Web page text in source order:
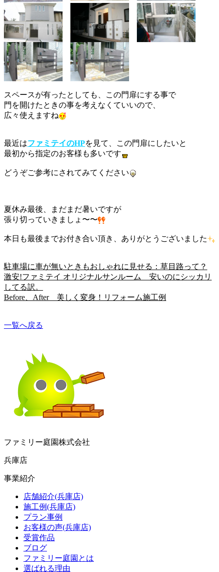
スペースが有ったとしても、この門扉にする事で
門を開けたときの事を考えなくていいので、
広々使えますね
最近はファミテイのHPを見て、この門扉にしたいと
最初から指定のお客様も多いです
どうぞご参考にされてみてください
夏休み最後、まだまだ暑いですが
張り切っていきましょ〜〜
本日も最後までお付き合い頂き、ありがとうございました
駐車場に車が無いときもおしゃれに見せる：草目路って？
激安!ファミテイ オリジナルサンルーム 安いのにシッカリ
してる訳。
Before、After 美しく変身！リフォーム施工例
一覧へ戻る
ファミリー庭園株式会社
兵庫店
事業紹介
店舗紹介(兵庫店)
施工例(兵庫店)
プラン事例
お客様の声(兵庫店)
受賞作品
ブログ
ファミリー庭園とは
選ばれる理由